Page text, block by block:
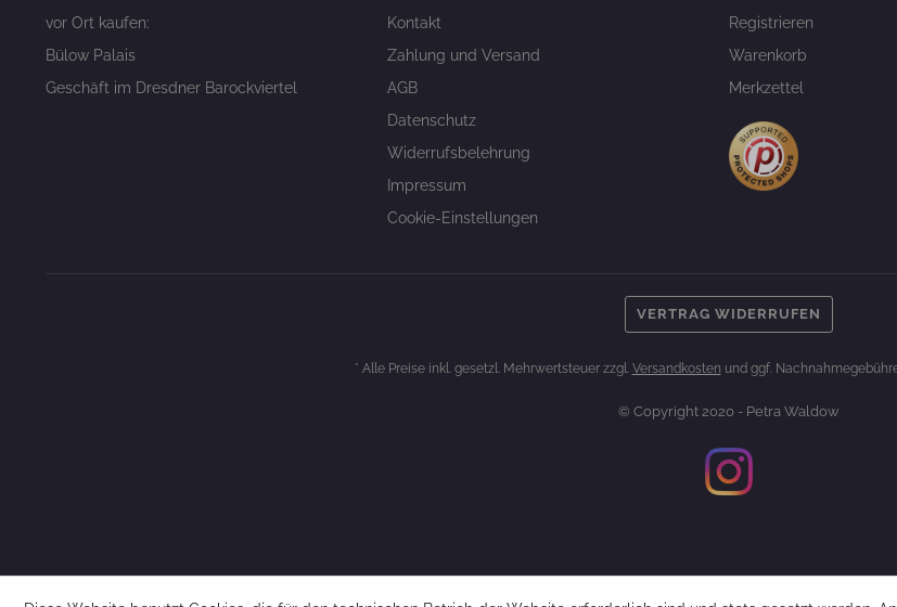
vor Ort kaufen:
Bülow Palais
Geschäft im Dresdner Barockviertel
Kontakt
Zahlung und Versand
AGB
Datenschutz
Widerrufsbelehrung
Impressum
Cookie-Einstellungen
Registrieren
Warenkorb
Merkzettel
VERTRAG WIDERRUFEN
* Alle Preise inkl. gesetzl. Mehrwertsteuer zzgl. Versandkosten und ggf.
© Copyright 2020 - Petra Waldow